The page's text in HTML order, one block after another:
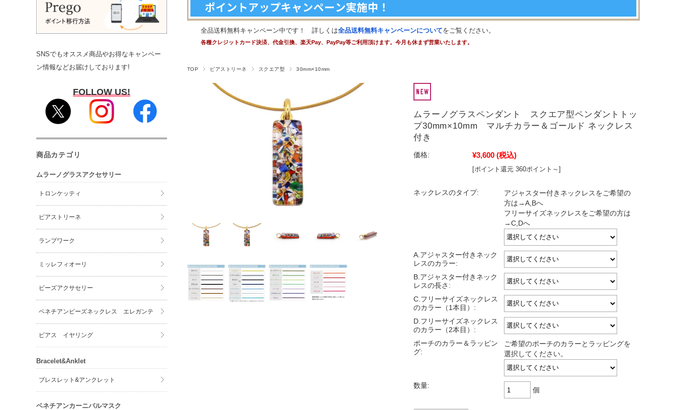
全品送料無料キャンペーン中です！ 詳しくは全品送料無料キャンペーンについてをご覧ください。
各種クレジットカード決済、代金引換、楽天Pay、PayPay等ご利用頂けます。今月も休まず営業いたします。
TOP ピアストリーネ スクエア型 30mm×10mm
ムラーノグラスペンダント スクエア型ペンダントトッ
プ30mm×10mm マルチカラー＆ゴールド ネックレス
付き
価格: ¥3,600 (税込)
[ポイント還元 360ポイント～]
ネックレスのタイプ:
アジャスター付きネックレスをご希望の
方は→A,Bへ
フリーサイズネックレスをご希望の方は
→C,Dへ
A.アジャスター付きネック
レスのカラー:
B.アジャスター付きネック
レスの長さ:
C.フリーサイズネックレス
のカラー（1本目）:
D.フリーサイズネックレス
のカラー（2本目）:
ポーチのカラー＆ラッピン
グ:
ご希望のポーチのカラーとラッピングを
選択してください。
数量:
個
SNSでもオススメ商品やお得なキャンペー
ン情報などお届けしております!
FOLLOW US!
商品カテゴリ
ムラーノグラスアクセサリー
トロンケッティ
ピアストリーネ
ランプワーク
ミッレフィオーリ
ビーズアクサセリー
ベネチアンビーズネックレス エレガンテ
ピアス イヤリング
Bracelet&Anklet
ブレスレット&アンクレット
ベネチアンカーニバルマスク